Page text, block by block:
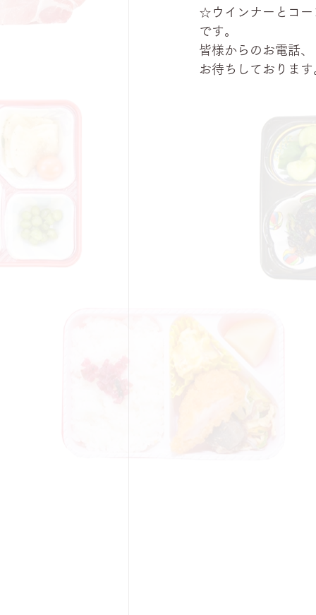
☆ウインナーとコー
です。
皆様からのお電話、
お待ちしております